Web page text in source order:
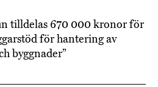
tilldelas 670 000 kronor för
för hantering av
byggnader”